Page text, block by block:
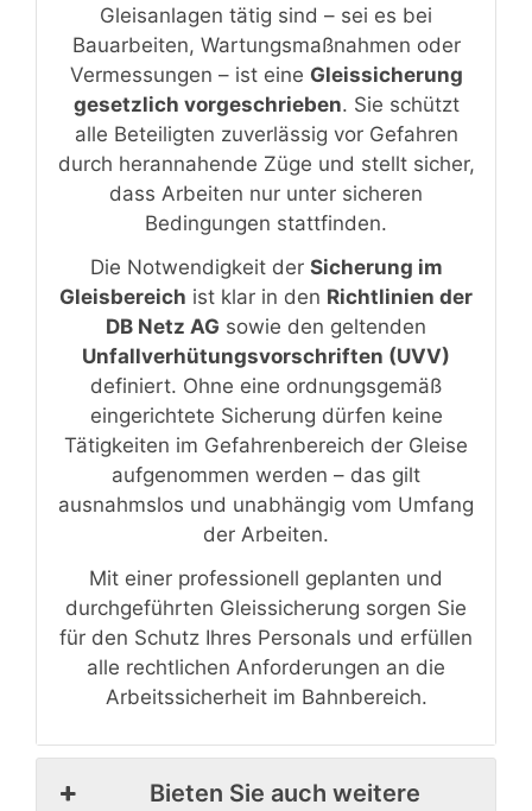
Gleisanlagen tätig sind – sei es bei
Bauarbeiten, Wartungsmaßnahmen oder
Vermessungen – ist eine Gleissicherung
gesetzlich vorgeschrieben. Sie schützt
alle Beteiligten zuverlässig vor Gefahren
durch herannahende Züge und stellt sicher,
dass Arbeiten nur unter sicheren
Bedingungen stattfinden.
Die Notwendigkeit der Sicherung im
Gleisbereich ist klar in den Richtlinien der
DB Netz AG sowie den geltenden
Unfallverhütungsvorschriften (UVV)
definiert. Ohne eine ordnungsgemäß
eingerichtete Sicherung dürfen keine
Tätigkeiten im Gefahrenbereich der Gleise
aufgenommen werden – das gilt
ausnahmslos und unabhängig vom Umfang
der Arbeiten.
Mit einer professionell geplanten und
durchgeführten Gleissicherung sorgen Sie
für den Schutz Ihres Personals und erfüllen
alle rechtlichen Anforderungen an die
Arbeitssicherheit im Bahnbereich.
Bieten Sie auch weitere